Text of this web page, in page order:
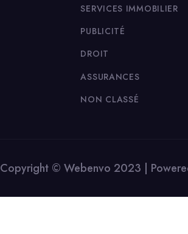
SERVICES IMMOBILIER
PUBLICITÉ
DROIT
ASSURANCES
NON CLASSÉ
Copyright © Webenvo 2023 |